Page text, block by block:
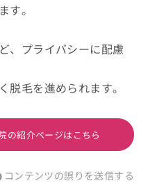
す。
、プライバシーに配慮
脱毛を進められます。
の紹介ページはこちら
コンテンツの誤りを送信する